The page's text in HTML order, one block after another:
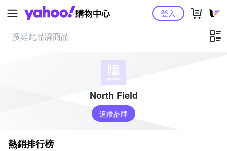
Yahoo購物中心登入
North Field
追蹤品牌
熱銷排行榜